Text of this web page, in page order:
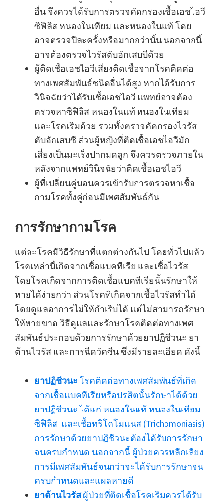
อื่น จึงควรได้รับการตรวจคัดกรองเชื้อเอชไอวี
ซิฟิลิส หนองในเทียม และหนองในแท้ โดย
อาจตรวจปีละครั้งหรือมากกว่านั้น นอกจากนี้
อาจต้องตรวจไวรัสตับอักเสบบีด้วย
ผู้ติดเชื้อเอชไอวีเสี่ยงติดเชื้อจากโรคติดต่อ
ทางเพศสัมพันธ์ชนิดอื่นได้สูง หากได้รับการ
วินิจฉัยว่าได้รับเชื้อเอชไอวี แพทย์อาจต้อง
ตรวจหาซิฟิลิส หนองในแท้ หนองในเทียม
และโรคเริมด้วย รวมทั้งตรวจคัดกรองไวรัส
ตับอักเสบซี ส่วนผู้หญิงที่ติดเชื้อเอชไอวีมัก
เสี่ยงเป็นมะเร็งปากมดลูก จึงควรตรวจภายใน
หลังจากแพทย์วินิจฉัยว่าติดเชื้อเอชไอวี
ผู้ที่เปลี่ยนคู่นอนควรเข้ารับการตรวจหาเชื้อ
กามโรคทั้งคู่ก่อนมีเพศสัมพันธ์กัน
การรักษากามโรค
แต่ละโรคมีวิธีรักษาที่แตกต่างกันไป โดยทั่วไปแล้ว
โรคเหล่านี้เกิดจากเชื้อแบคทีเรีย และเชื้อไวรัส
โดยโรคเกิดจากการติดเชื้อแบคทีเรียนั้นรักษาให้
หายได้ง่ายกว่า ส่วนโรคที่เกิดจากเชื้อไวรัสทำได้
โดยดูแลอาการไม่ให้กำเริบได้ แต่ไม่สามารถรักษา
ให้หายขาด วิธีดูแลและรักษาโรคติดต่อทางเพศ
สัมพันธ์ประกอบด้วยการรักษาด้วยยาปฏิชีวนะ ยา
ต้านไวรัส และการฉีดวัคซีน ซึ่งมีรายละเอียด ดังนี้
ยาปฏิชีวนะ โรคติดต่อทางเพศสัมพันธ์ที่เกิด
จากเชื้อแบคทีเรียหรือปรสิตนั้นรักษาได้ด้วย
ยาปฏิชีวนะ ได้แก่ หนองในแท้ หนองในเทียม
ซิฟิลิส และเชื้อทริโคโมแนส (Trichomoniasis)
การรักษาด้วยยาปฏิชีวนะต้องได้รับการรักษา
จนครบกำหนด นอกจากนี้ ผู้ป่วยควรหลีกเลี่ยง
การมีเพศสัมพันธ์จนกว่าจะได้รับการรักษาจน
ครบกำหนดและแผลหายดี
ยาต้านไวรัสผู้ป่วยที่ติดเชื้อโรคเริมควรได้รับ